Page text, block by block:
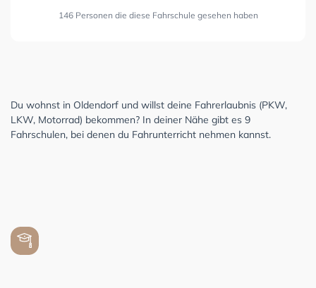
146 Personen die diese Fahrschule gesehen haben
Du wohnst in Oldendorf und willst deine Fahrerlaubnis (PKW,
LKW, Motorrad) bekommen? In deiner Nähe gibt es 9
Fahrschulen, bei denen du Fahrunterricht nehmen kannst.